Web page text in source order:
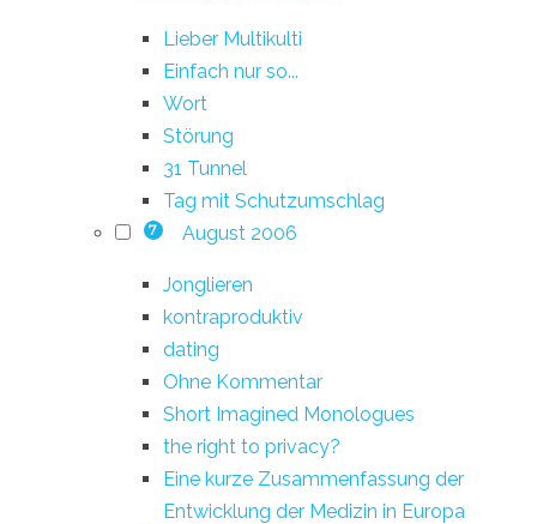
Lieber Multikulti
Einfach nur so...
Wort
Störung
31 Tunnel
Tag mit Schutzumschlag
7 August 2006
Jonglieren
kontraproduktiv
dating
Ohne Kommentar
Short Imagined Monologues
the right to privacy?
Eine kurze Zusammenfassung der
Entwicklung der Medizin in Europa